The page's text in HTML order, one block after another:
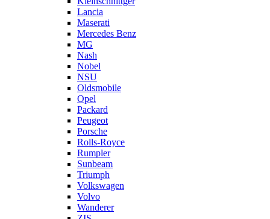
Lancia
Maserati
Mercedes Benz
MG
Nash
Nobel
NSU
Oldsmobile
Opel
Packard
Peugeot
Porsche
Rolls-Royce
Rumpler
Sunbeam
Triumph
Volkswagen
Volvo
Wanderer